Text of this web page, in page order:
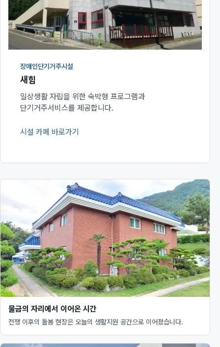
장애인단기거주시설
새힘
일상생활 자립을 위한 숙박형 프로그램과
단기거주서비스를 제공합니다.
시설 카페 바로가기
(새 창에서 열림)
물금의 자리에서 이어온 시간
전쟁 이후의 돌봄 현장은 오늘의 생활지원 공간으로 이어졌습니다.